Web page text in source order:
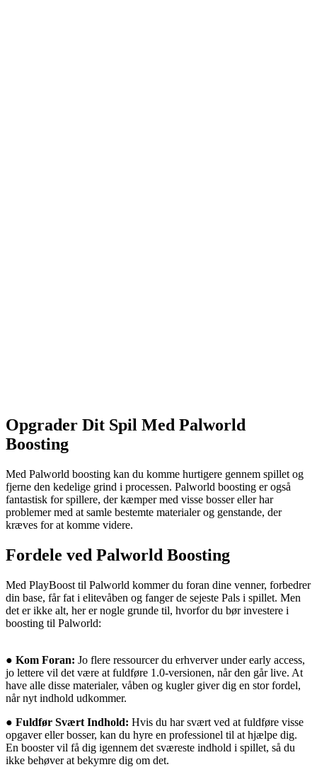
Opgrader Dit Spil Med Palworld
Boosting
Med Palworld boosting kan du komme hurtigere gennem spillet og
fjerne den kedelige grind i processen. Palworld boosting er også
fantastisk for spillere, der kæmper med visse bosser eller har
problemer med at samle bestemte materialer og genstande, der
kræves for at komme videre.
Fordele ved Palworld Boosting
Med PlayBoost til Palworld kommer du foran dine venner, forbedrer
din base, får fat i elitevåben og fanger de sejeste Pals i spillet. Men
det er ikke alt, her er nogle grunde til, hvorfor du bør investere i
boosting til Palworld:
● Kom Foran: Jo flere ressourcer du erhverver under early access,
jo lettere vil det være at fuldføre 1.0-versionen, når den går live. At
have alle disse materialer, våben og kugler giver dig en stor fordel,
når nyt indhold udkommer.
● Fuldfør Svært Indhold: Hvis du har svært ved at fuldføre visse
opgaver eller bosser, kan du hyre en professionel til at hjælpe dig.
En booster vil få dig igennem det sværeste indhold i spillet, så du
ikke behøver at bekymre dig om det.